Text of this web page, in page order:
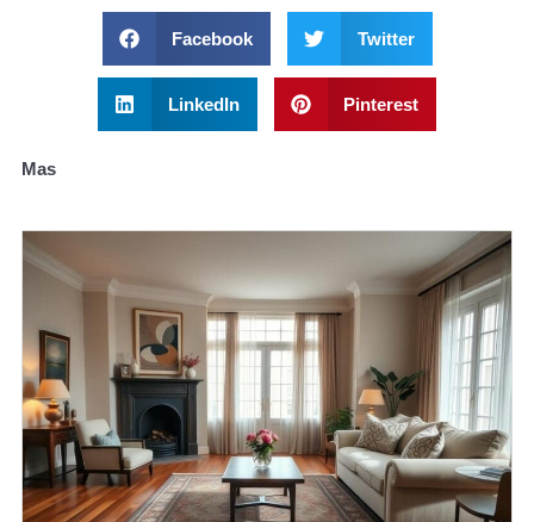
Facebook Twitter
LinkedIn Pinterest
Mas